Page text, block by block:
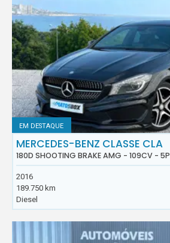
EM DESTAQUE
MERCEDES-BENZ CLASSE CLA
180D SHOOTING BRAKE AMG - 109CV - 5P
2016
189.750 km
Diesel